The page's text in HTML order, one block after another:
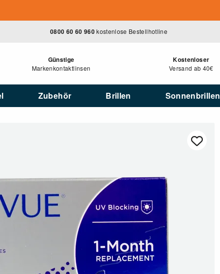
0800 60 60 960kostenlose Bestellhotline
Günstige
Markenkontaktlinsen
Kostenloser
Versand ab 40€
Zubehör Brillen Sonnenbrillen